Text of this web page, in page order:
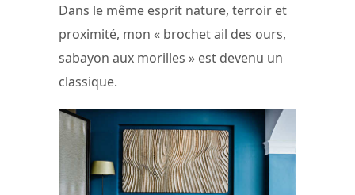
Dans le même esprit nature, terroir et
proximité, mon « brochet ail des ours,
sabayon aux morilles » est devenu un
classique.